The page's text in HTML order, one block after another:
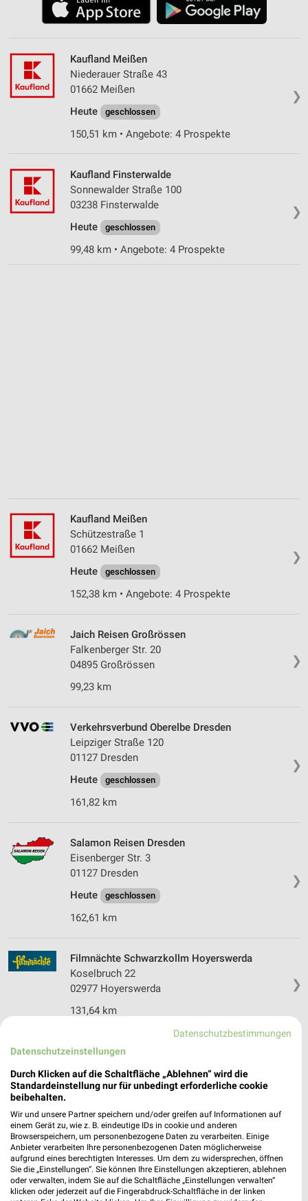
❯
Kaufland Meißen
Niederauer Straße 43
01662 Meißen
Heute
geschlossen
150,51 km • Angebote: 4 Prospekte
❯
Kaufland Finsterwalde
Sonnewalder Straße 100
03238 Finsterwalde
Heute
geschlossen
99,48 km • Angebote: 4 Prospekte
❯
Kaufland Meißen
Schützestraße 1
01662 Meißen
Heute
geschlossen
152,38 km • Angebote: 4 Prospekte
❯
Jaich Reisen Großrössen
Falkenberger Str. 20
04895 Großrössen
99,23 km
❯
Verkehrsverbund Oberelbe Dresden
Leipziger Straße 120
01127 Dresden
Heute
geschlossen
161,82 km
❯
Salamon Reisen Dresden
Eisenberger Str. 3
01127 Dresden
Heute
geschlossen
162,61 km
❯
Filmnächte Schwarzkollm Hoyerswerda
Koselbruch 22
02977 Hoyerswerda
131,64 km
Tourismus Marketing Gesellschaft Sachsen
Bautzner Straße 45/47
163,78 km
Filmnächte am Elbufer Dresden
Königsufer
01097 Dresden
Datenschutzbestimmungen
Datenschutzeinstellungen
Durch Klicken auf die Schaltfläche „Ablehnen“ wird die
Standardeinstellung nur für unbedingt erforderliche cookie
beibehalten.
Wir und unsere Partner speichern und/oder greifen auf Informationen auf
einem Gerät zu, wie z. B. eindeutige IDs in cookie und anderen
Browserspeichern, um personenbezogene Daten zu verarbeiten. Einige
Anbieter verarbeiten Ihre personenbezogenen Daten möglicherweise
aufgrund eines berechtigten Interesses. Um dem zu widersprechen, öffnen
Sie die „Einstellungen“. Sie können Ihre Einstellungen akzeptieren, ablehnen
oder verwalten, indem Sie auf die Schaltfläche „Einstellungen verwalten“
klicken oder jederzeit auf die Fingerabdruck-Schaltfläche in der linken